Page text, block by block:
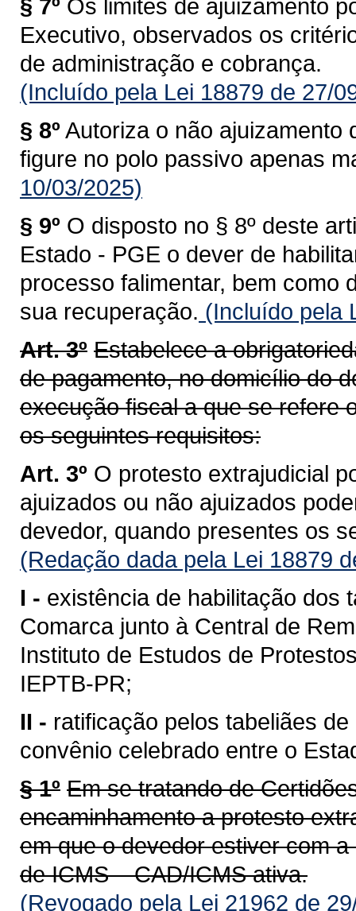
§ 7º Os limites de ajuizamento
Executivo, observados os
de administração e cobrança.
(Incluído pela Lei 18879 de 27/
§ 8º Autoriza o não ajuizamento
figure no polo passivo apenas
10/03/2025)
§ 9º O disposto no § 8º deste
Estado - PGE o dever de
processo falimentar, bem como
sua recuperação. (Incluído pela
Art. 3º Estabelece a
de pagamento, no domicílio do
execução fiscal a que se refere
os seguintes requisitos:
Art. 3º O protesto extrajudicial
ajuizados ou não ajuizados
devedor, quando presentes os
(Redação dada pela Lei 18879
I - existência de habilitação dos
Comarca junto à Central de
Instituto de Estudos de
IEPTB-PR;
II - ratificação pelos tabeliães
convênio celebrado entre o
§ 1º Em se tratando de
encaminhamento a protesto
em que o devedor estiver com
de ICMS – CAD/ICMS ativa.
(Revogado pela Lei 21962 de